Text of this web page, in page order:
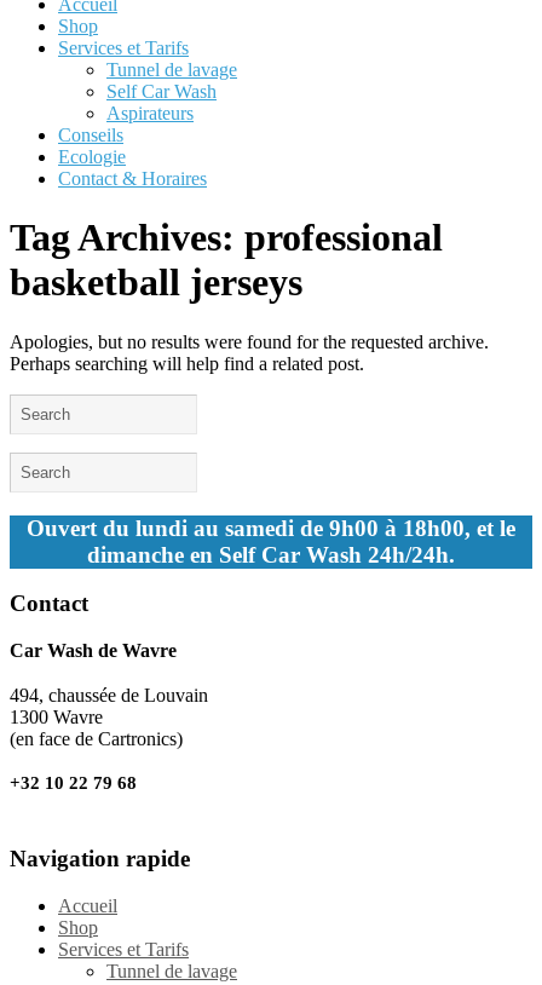
Accueil
Shop
Services et Tarifs
Tunnel de lavage
Self Car Wash
Aspirateurs
Conseils
Ecologie
Contact & Horaires
Tag Archives: professional
basketball jerseys
Apologies, but no results were found for the requested archive.
Perhaps searching will help find a related post.
Ouvert du lundi au samedi de 9h00 à 18h00, et le
dimanche en Self Car Wash 24h/24h.
Contact
Car Wash de Wavre
494, chaussée de Louvain
1300 Wavre
(en face de Cartronics)
+32 10 22 79 68
Navigation rapide
Accueil
Shop
Services et Tarifs
Tunnel de lavage